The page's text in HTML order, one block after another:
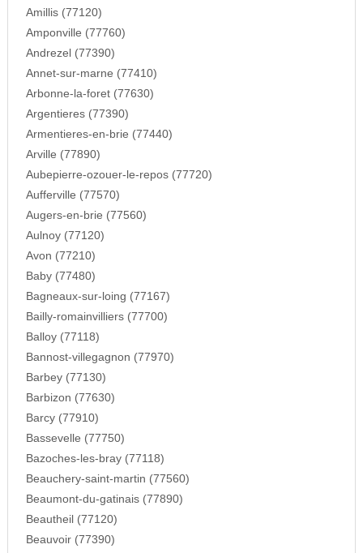
Amillis (77120)
Amponville (77760)
Andrezel (77390)
Annet-sur-marne (77410)
Arbonne-la-foret (77630)
Argentieres (77390)
Armentieres-en-brie (77440)
Arville (77890)
Aubepierre-ozouer-le-repos (77720)
Aufferville (77570)
Augers-en-brie (77560)
Aulnoy (77120)
Avon (77210)
Baby (77480)
Bagneaux-sur-loing (77167)
Bailly-romainvilliers (77700)
Balloy (77118)
Bannost-villegagnon (77970)
Barbey (77130)
Barbizon (77630)
Barcy (77910)
Bassevelle (77750)
Bazoches-les-bray (77118)
Beauchery-saint-martin (77560)
Beaumont-du-gatinais (77890)
Beautheil (77120)
Beauvoir (77390)